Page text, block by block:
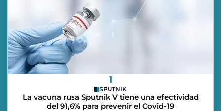
1
SPUTNIK
La vacuna rusa Sputnik V tiene una efectividad
del 91,6% para prevenir el Covid-19